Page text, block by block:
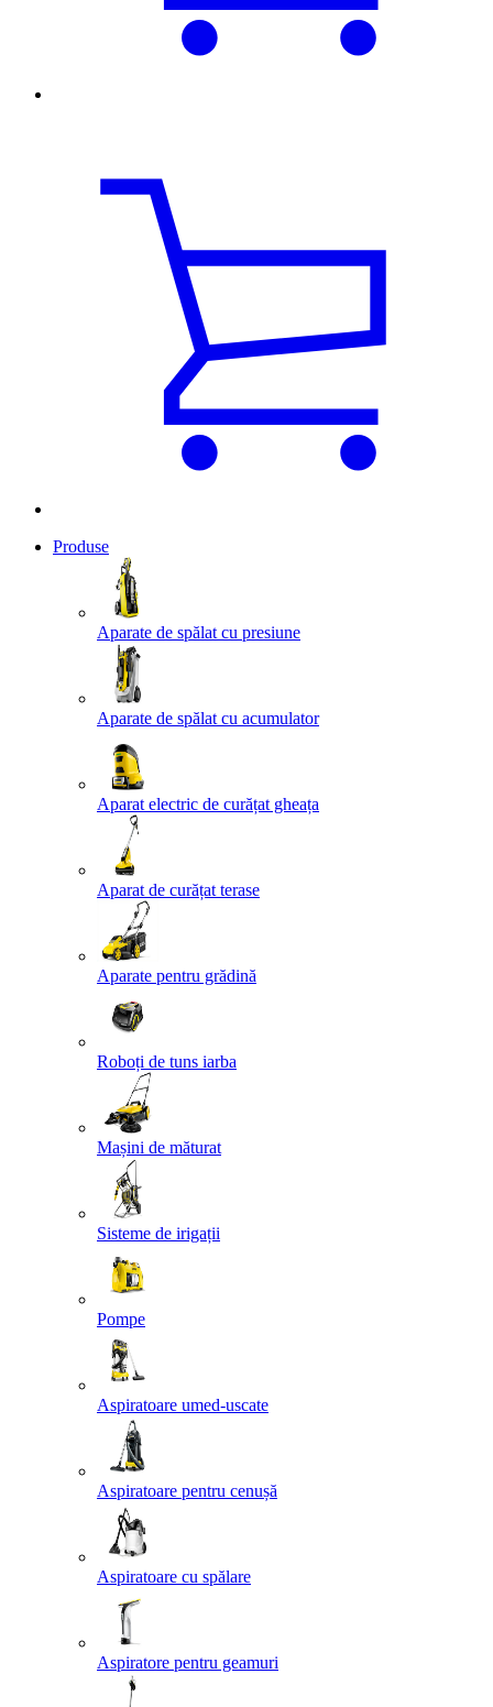
Produse
Aparate de spălat cu presiune
Aparate de spălat cu acumulator
Aparat electric de curățat gheața
Aparat de curățat terase
Aparate pentru grădină
Roboți de tuns iarba
Mașini de măturat
Sisteme de irigații
Pompe
Aspiratoare umed-uscate
Aspiratoare pentru cenușă
Aspiratoare cu spălare
Aspiratore pentru geamuri